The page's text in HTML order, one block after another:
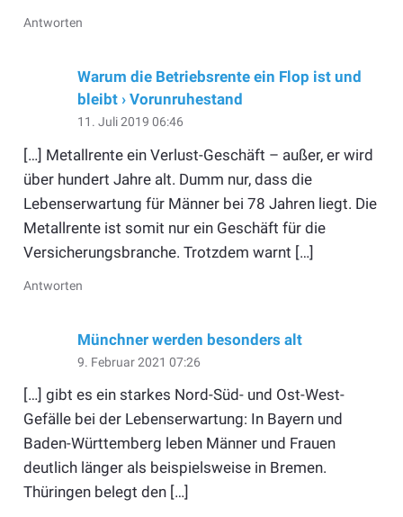
Antworten
Warum die Betriebsrente ein Flop ist und
bleibt › Vorunruhestand
11. Juli 2019 06:46
[…] Metallrente ein Verlust-Geschäft – außer, er wird
über hundert Jahre alt. Dumm nur, dass die
Lebenserwartung für Männer bei 78 Jahren liegt. Die
Metallrente ist somit nur ein Geschäft für die
Versicherungsbranche. Trotzdem warnt […]
Antworten
Münchner werden besonders alt
9. Februar 2021 07:26
[…] gibt es ein starkes Nord-Süd- und Ost-West-
Gefälle bei der Lebenserwartung: In Bayern und
Baden-Württemberg leben Männer und Frauen
deutlich länger als beispielsweise in Bremen.
Thüringen belegt den […]